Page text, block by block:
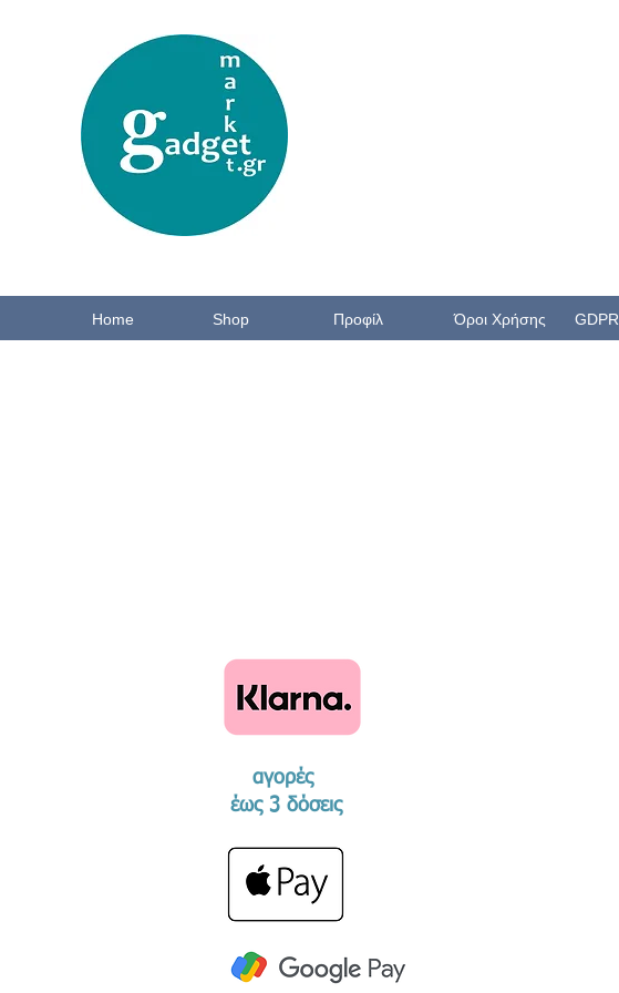
Home Shop Προφίλ Όροι Χρήσης GDPR
αγορές
​έως 3 δόσεις